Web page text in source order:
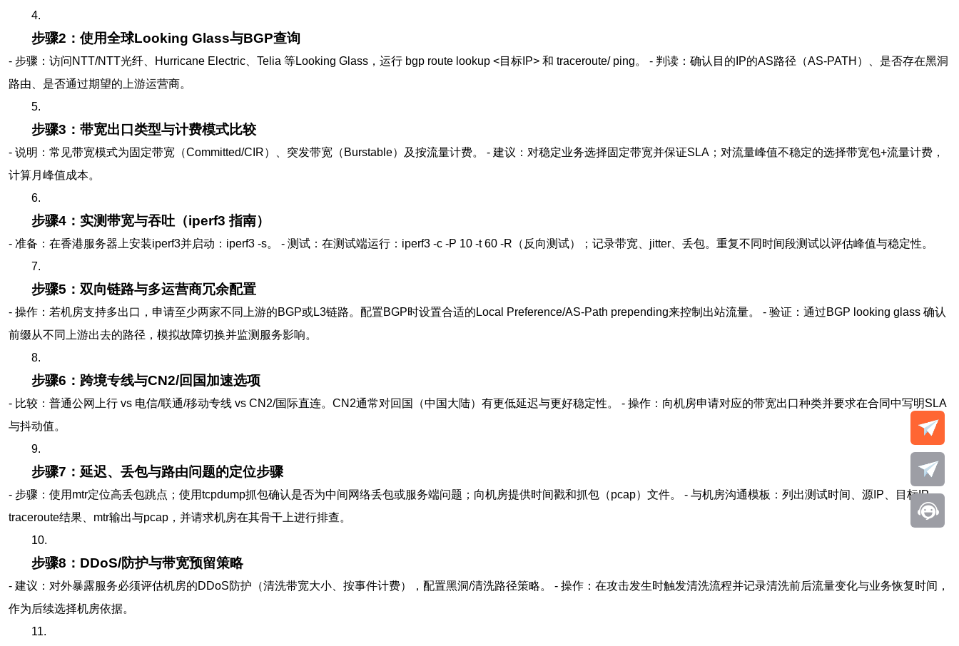
4.
步骤2：使用全球Looking Glass与BGP查询
- 步骤：访问NTT/NTT光纤、Hurricane Electric、Telia 等Looking Glass，运行 bgp route lookup <目标IP> 和 traceroute/ ping。 - 判读：确认目的IP的AS路径（AS-PATH）、是否存在黑洞
路由、是否通过期望的上游运营商。
5.
步骤3：带宽出口类型与计费模式比较
- 说明：常见带宽模式为固定带宽（Committed/CIR）、突发带宽（Burstable）及按流量计费。 - 建议：对稳定业务选择固定带宽并保证SLA；对流量峰值不稳定的选择带宽包+流量计费，
计算月峰值成本。
6.
步骤4：实测带宽与吞吐（iperf3 指南）
- 准备：在香港服务器上安装iperf3并启动：iperf3 -s。 - 测试：在测试端运行：iperf3 -c -P 10 -t 60 -R（反向测试）；记录带宽、jitter、丢包。重复不同时间段测试以评估峰值与稳定性。
7.
步骤5：双向链路与多运营商冗余配置
- 操作：若机房支持多出口，申请至少两家不同上游的BGP或L3链路。配置BGP时设置合适的Local Preference/AS-Path prepending来控制出站流量。 - 验证：通过BGP looking glass 确认
前缀从不同上游出去的路径，模拟故障切换并监测服务影响。
8.
步骤6：跨境专线与CN2/回国加速选项
- 比较：普通公网上行 vs 电信/联通/移动专线 vs CN2/国际直连。CN2通常对回国（中国大陆）有更低延迟与更好稳定性。 - 操作：向机房申请对应的带宽出口种类并要求在合同中写明SLA
与抖动值。
9.
步骤7：延迟、丢包与路由问题的定位步骤
- 步骤：使用mtr定位高丢包跳点；使用tcpdump抓包确认是否为中间网络丢包或服务端问题；向机房提供时间戳和抓包（pcap）文件。 - 与机房沟通模板：列出测试时间、源IP、目标IP、
traceroute结果、mtr输出与pcap，并请求机房在其骨干上进行排查。
10.
步骤8：DDoS/防护与带宽预留策略
- 建议：对外暴露服务必须评估机房的DDoS防护（清洗带宽大小、按事件计费），配置黑洞/清洗路径策略。 - 操作：在攻击发生时触发清洗流程并记录清洗前后流量变化与业务恢复时间，
作为后续选择机房依据。
11.